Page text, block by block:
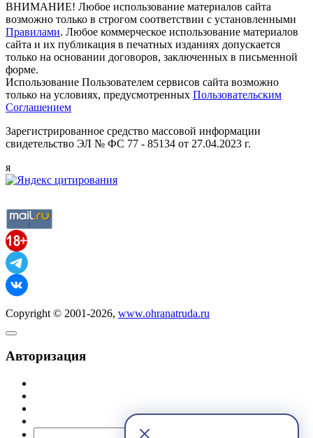
ВНИМАНИЕ! Любое использование материалов сайта
возможно только в строгом соответствии с установленными
Правилами. Любое коммерческое использование материалов
сайта и их публикация в печатных изданиях допускается
только на основании договоров, заключенных в письменной
форме.
Использование Пользователем сервисов сайта возможно
только на условиях, предусмотренных Пользовательским
Соглашением
Зарегистрированное средство массовой информации
свидетельство ЭЛ № ФС 77 - 85134 от 27.04.2023 г.
я
Copyright © 2001-2026, www.ohranatruda.ru
Авторизация